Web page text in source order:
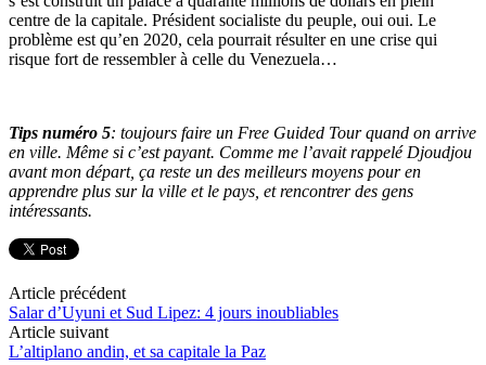
centre de la capitale. Président socialiste du peuple, oui oui. Le
problème est qu’en 2020, cela pourrait résulter en une crise qui
risque fort de ressembler à celle du Venezuela…
Tips numéro 5: toujours faire un Free Guided Tour quand on arrive
en ville. Même si c’est payant. Comme me l’avait rappelé Djoudjou
avant mon départ, ça reste un des meilleurs moyens pour en
apprendre plus sur la ville et le pays, et rencontrer des gens
intéressants.
Article précédent
Salar d’Uyuni et Sud Lipez: 4 jours inoubliables
Article suivant
L’altiplano andin, et sa capitale la Paz